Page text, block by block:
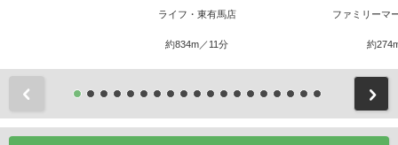
ライフ・東有馬店
約834m／11分
ファミリーマ
約